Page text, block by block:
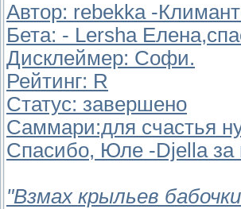
Автор: rebekka -
Бета: - Lersha
Дисклеймер: Софи.
Рейтинг: R
Статус: завершено
Саммари:для счастья
Спасибо, Юле -Djella за
"Взмах крыльев